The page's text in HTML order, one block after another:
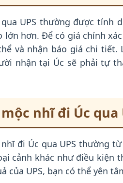
UPS thường được tính
lớn hơn. Để có giá chính
và nhận báo giá chi tiết.
nhận tại Úc sẽ phải tự
nhĩ đi Úc qua
đi Úc qua UPS thường
cảnh khác như điều kiện
của UPS, bạn có thể yên